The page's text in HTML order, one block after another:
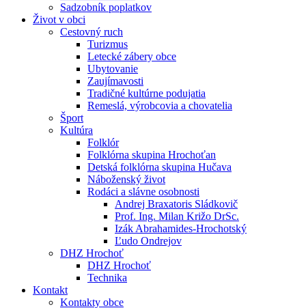
Sadzobník poplatkov
Život v obci
Cestovný ruch
Turizmus
Letecké zábery obce
Ubytovanie
Zaujímavosti
Tradičné kultúrne podujatia
Remeslá, výrobcovia a chovatelia
Šport
Kultúra
Folklór
Folklórna skupina Hrochoťan
Detská folklórna skupina Hučava
Náboženský život
Rodáci a slávne osobnosti
Andrej Braxatoris Sládkovič
Prof. Ing. Milan Križo DrSc.
Izák Abrahamides-Hrochotský
Ľudo Ondrejov
DHZ Hrochoť
DHZ Hrochoť
Technika
Kontakt
Kontakty obce